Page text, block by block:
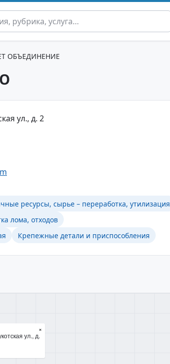
ОБЪЕДИНЕНИЕ
ул., д. 2
ресурсы, сырье – переработка, утилизация
лома, отходов
Крепежные детали и приспособления
ул., д.
×